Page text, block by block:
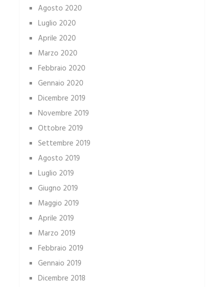
Agosto 2020
Luglio 2020
Aprile 2020
Marzo 2020
Febbraio 2020
Gennaio 2020
Dicembre 2019
Novembre 2019
Ottobre 2019
Settembre 2019
Agosto 2019
Luglio 2019
Giugno 2019
Maggio 2019
Aprile 2019
Marzo 2019
Febbraio 2019
Gennaio 2019
Dicembre 2018